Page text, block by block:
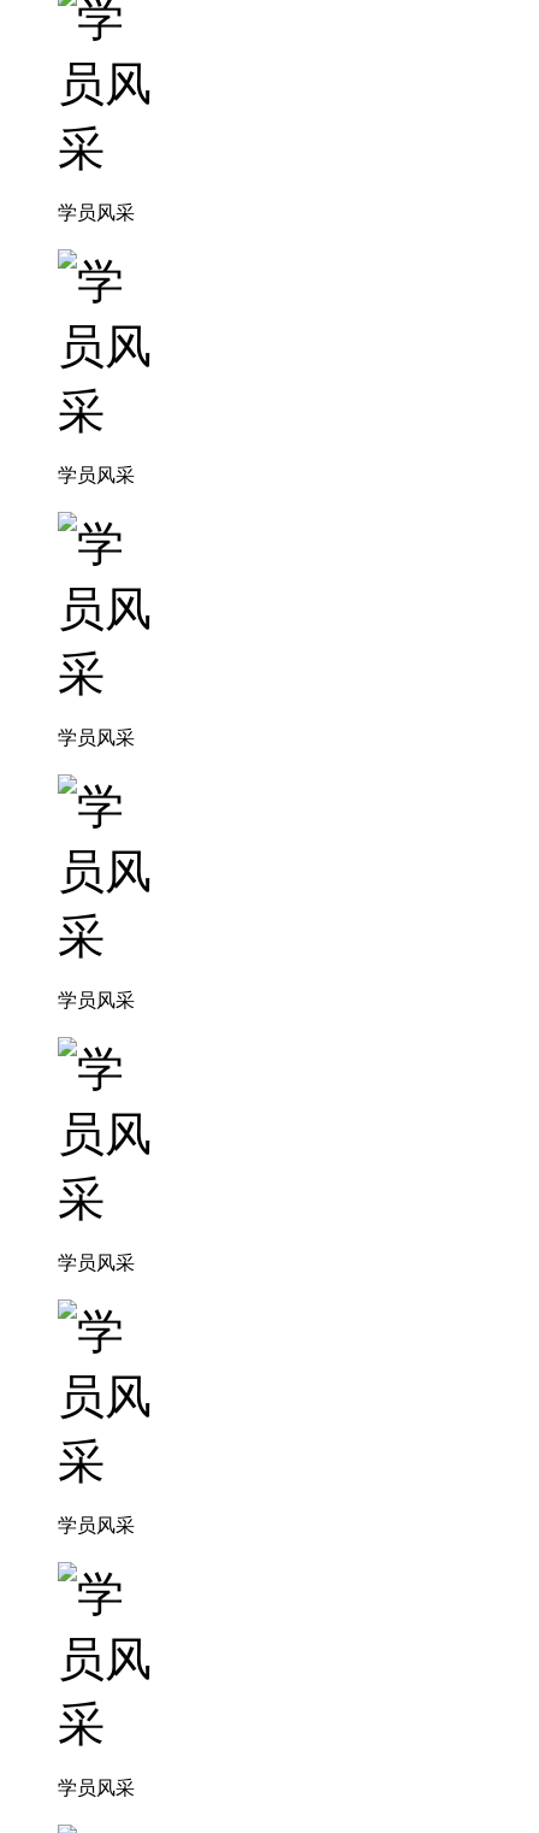
学员风采
学员风采
学员风采
学员风采
学员风采
学员风采
学员风采